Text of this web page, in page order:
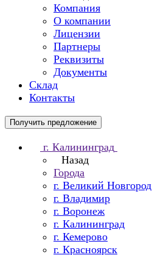
Компания
О компании
Лицензии
Партнеры
Реквизиты
Документы
Склад
Контакты
Получить предложение
г. Калининград
Назад
Города
г. Великий Новгород
г. Владимир
г. Воронеж
г. Калининград
г. Кемерово
г. Красноярск